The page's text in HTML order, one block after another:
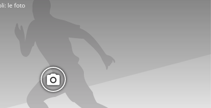
le foto